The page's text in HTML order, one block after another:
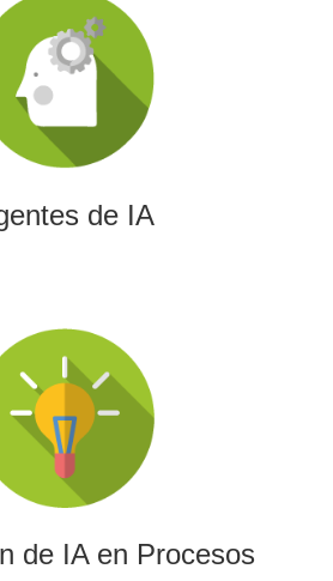
de IA
de IA
de inteligencia artificial capaces de
optimizar decisiones y transformar
empresarial.
de IA en Procesos
de IA en Procesos
aprovechar el poder de los
más avanzadas para el
y la creación de contenidos.